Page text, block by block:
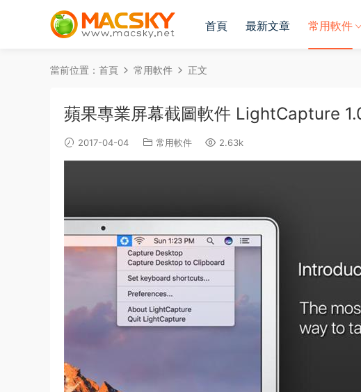
首頁 最新文章 常用軟件
當前位置： 首頁 常用軟件 正文
蘋果專業屏幕截圖軟件 LightCapture
2017-04-04 常用軟件 2.63k